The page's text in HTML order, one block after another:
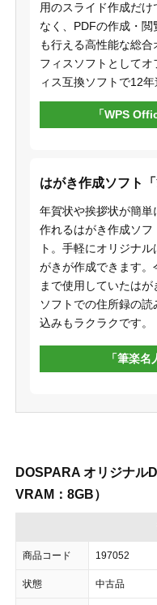
用のスライド作成だけ
なく、PDFの作成・閲
も行える高性能な総合
フィスソフトとしてオ
ィス互換ソフトで12
「WPS
はがき作成ソフト「
年賀状や挨拶状が簡単
作れるはがき作成ソフ
ト。手軽にオリジナル
がきが作成できます。
まで使用していたはが
ソフトでの住所録の読
込みもラクラクです。
「筆楽
DOSPARA オリジナル
VRAM：8GB）
商品コード 197052
状態 中古品